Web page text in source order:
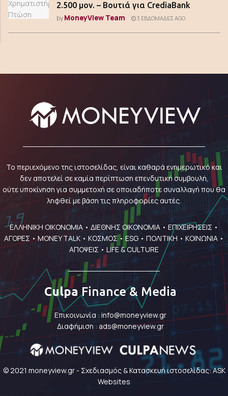
2.500 μον. – Βουτιά για CrediaBank
byMoneyView Team 3 ΕΒΔΟΜΆΔΕΣ AGO
Το περιεχόμενο της ιστοσελίδας, είναι καθαρά ενημερωτικό και
δεν αποτελεί σε καμία περίπτωση επενδυτική συμβουλή,
ούτε υποκίνηση για συμμετοχή σε οποιαδήποτε συναλλαγή που θα
ληφθεί με βάση τις πληροφορίες αυτές.
ΕΛΛΗΝΙΚΗ ΟΙΚΟΝΟΜΙΑ •ΔΙΕΘΝΗΣ ΟΙΚΟΝΟΜΙΑ • ΕΠΙΧΕΙΡΗΣΕΙΣ •
ΑΓΟΡΕΣ •MONEY TALK •ΚΟΣΜΟΣ • ESG • ΠΟΛΙΤΙΚΗ •ΚΟΙΝΩΝΙΑ •
ΑΠΟΨΕΙΣ • LIFE & CULTURE
Culpa Finance & Media
Επικοινωνία : info@moneyview.gr
Διαφήμιση : ads@moneyview.gr
© 2021 moneyview.gr - Σχεδιασμός & Κατασκευή ιστοσελίδας: ASK
Websites